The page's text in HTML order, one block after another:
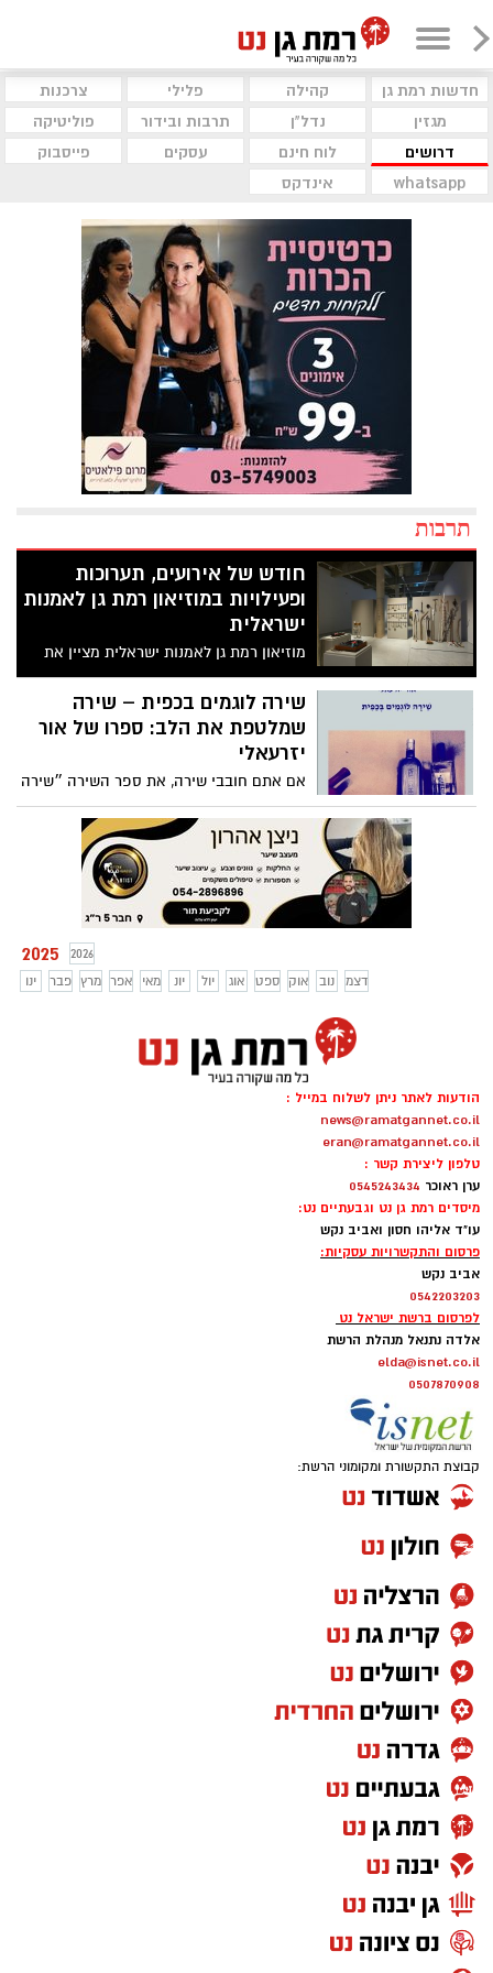
חדשות רמת גן קהילה פלילי
צרכנות
מגזין
נדל"ן תרבות ובידור
פוליטיקה
דרושים
לוח חינם עסקים
פייסבוק
whatsapp
אינדקס
תרבות
חודש של אירועים, תערוכות
ופעילויות במוזיאון רמת גן לאמנות
ישראלית
מוזיאון רמת גן לאמנות ישראלית מציין את
חודש מרץ עם אשכול התערוכות מה שהלב
רוצה - אמנות כשער לריפוי ועוד המון אירועים
מיוחדים
שירה לוגמים בכפית – שירה
שמלטפת את הלב: ספרו של אור
יזרעאלי
אם אתם חובבי שירה, את ספר השירה ״שירה
לוגמים בכפית״ לא תרצו לפספס. ״הספר
הנפלא הזה שעוד ידובר עליו רבות גם בעוד
עשור״
2025
2026
ינו
פבר מרץ אפר מאי יונ יול אוג ספט אוק נוב דצמ
הודעות לאתר ניתן לשלוח במייל :
news@ramatgannet.co.il
eran@ramatgannet.co.il
טלפון ליצירת קשר :
ערן ראוכר 0545243434
מיסדים רמת גן נט וגבעתיים נט:
עו"ד אליהו חסון ואביב נקש
פרסום והתקשרויות עסקיות:
אביב נקש
0542203203
לפרסום ברשת ישראל נט
אלדה נתנאל מנהלת הרשת
elda@isnet.co.il
0507870908
קבוצת התקשורת ומקומוני הרשת: